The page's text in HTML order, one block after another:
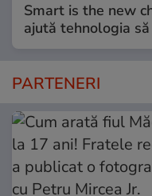
Smart is the new
ajută tehnologia
PARTENERI